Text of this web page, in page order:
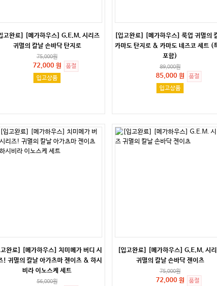
고완료] [메가하우스] G.E.M. 시리즈
귀멸의 칼날 손바닥 탄지로
75,000원
72,000 원
품절
입고상품
[입고완료] [메가하우스] 룩업 귀멸의
카마도 탄지로 & 카마도 네즈코 세트 (
포함)
89,000원
85,000 원
품절
입고상품
완료] [메가하우스] 치미메가 버디 시
! 귀멸의 칼날 아가츠마 젠이츠 & 하시
비라 이노스케 세트
56,000원
[입고완료] [메가하우스] G.E.M. 시
귀멸의 칼날 손바닥 젠이츠
75,000원
72,000 원
품절